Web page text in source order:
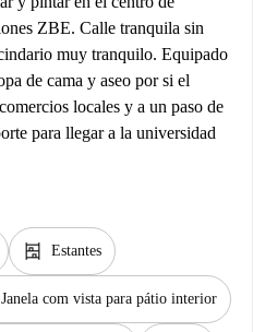
ZBE. Calle tranquila sin
muy tranquilo. Equipado
de cama y aseo por si el
locales y a un paso de
para llegar a la universidad
shelves Estantes
Janela com vista para pátio interior